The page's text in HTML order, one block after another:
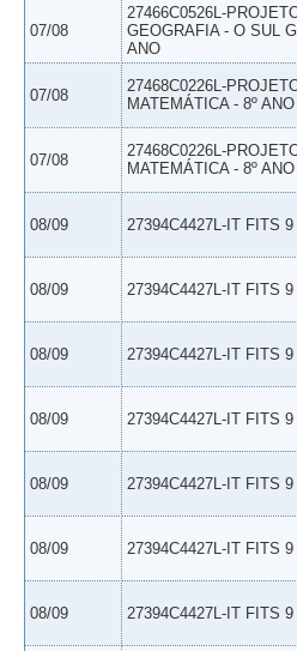
07/08
27466C0526L-
GEOGRAFIA - O SUL
ANO
07/08
27468C0226L-
MATEMÁTICA - 8º ANO
07/08
27468C0226L-
MATEMÁTICA - 8º ANO
08/09 27394C4427L-IT FITS 9
08/09 27394C4427L-IT FITS 9
08/09 27394C4427L-IT FITS 9
08/09 27394C4427L-IT FITS 9
08/09 27394C4427L-IT FITS 9
08/09 27394C4427L-IT FITS 9
08/09 27394C4427L-IT FITS 9